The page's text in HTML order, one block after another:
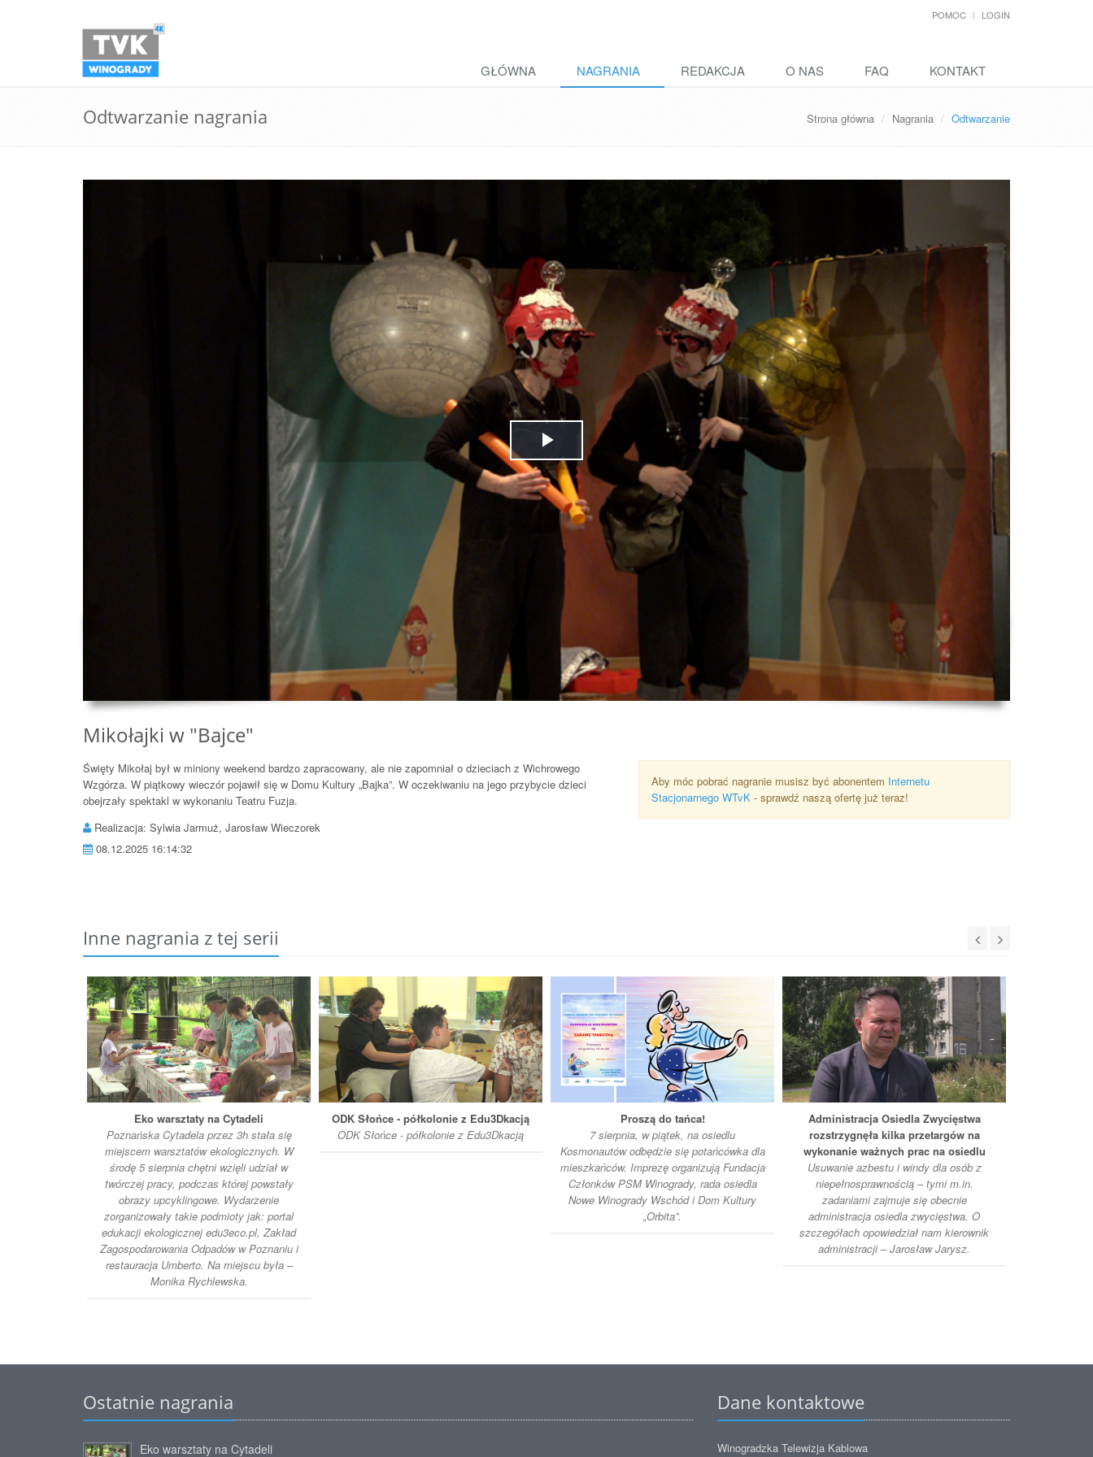
POMOC LOGIN
GŁÓWNA NAGRANIA REDAKCJA O NAS FAQ KONTAKT
Odtwarzanie nagrania Strona główna Nagrania Odtwarzanie
Play
Video
Mikołajki w "Bajce"
Święty Mikołaj był w miniony weekend bardzo zapracowany, ale nie zapomniał o dzieciach z Wichrowego
Wzgórza. W piątkowy wieczór pojawił się w Domu Kultury „Bajka”. W oczekiwaniu na jego przybycie dzieci
obejrzały spektakl w wykonaniu Teatru Fuzja.
Realizacja: Sylwia Jarmuż, Jarosław Wieczorek
08.12.2025 16:14:32
Aby móc pobrać nagranie musisz być abonentem Internetu
Stacjonarnego WTvK- sprawdź naszą ofertę już teraz!
Inne nagrania z tej serii
Eko warsztaty na Cytadeli
Poznańska Cytadela przez 3h stała się
miejscem warsztatów ekologicznych. W
środę 5 sierpnia chętni wzięli udział w
twórczej pracy, podczas której powstały
obrazy upcyklingowe. Wydarzenie
zorganizowały takie podmioty jak: portal
edukacji ekologicznej edu3eco.pl, Zakład
Zagospodarowania Odpadów w Poznaniu i
restauracja Umberto. Na miejscu była –
Monika Rychlewska.
ODK Słońce - półkolonie z Edu3Dkacją
ODK Słońce - półkolonie z Edu3Dkacją
Proszą do tańca!
7 sierpnia, w piątek, na osiedlu
Kosmonautów odbędzie się potańcówka dla
mieszkańców. Imprezę organizują Fundacja
Członków PSM Winogrady, rada osiedla
Nowe Winogrady Wschód i Dom Kultury
„Orbita”.
Administracja Osiedla Zwycięstwa
rozstrzygnęła kilka przetargów na
wykonanie ważnych prac na osiedlu
Usuwanie azbestu i windy dla osób z
niepełnosprawnością – tymi m.in.
zadaniami zajmuje się obecnie
administracja osiedla zwycięstwa. O
szczegółach opowiedział nam kierownik
administracji – Jarosław Jarysz.
Ostatnie nagrania
Eko warsztaty na Cytadeli
Dane kontaktowe
Winogradzka Telewizja Kablowa